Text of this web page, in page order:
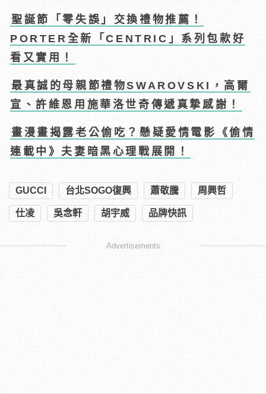
聖誕節「零失誤」交換禮物推薦！
PORTER全新「CENTRIC」系列包款好
看又實用！
最真誠的母親節禮物SWAROVSKI，高爾
宣、許維恩用施華洛世奇傳遞真摯感謝！
畫漫畫揭露老公偷吃？懸疑愛情電影《偷情
連載中》夫妻暗黑心理戰展開！
GUCCI 台北SOGO復興 蕭敬騰 周興哲
仕凌 吳念軒 胡宇威 品牌快訊
Advertisements